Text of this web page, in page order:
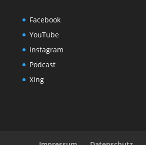
Facebook
YouTube
Instagram
Podcast
Xing